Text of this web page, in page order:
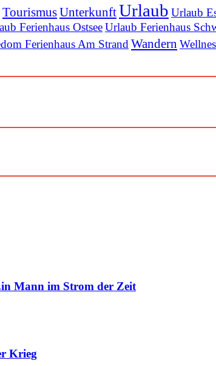
TourismusUnterkunftUrlaub Urlaub
Ferienhaus OstseeUrlaub Ferienhaus
Ferienhaus Am Strand Wandern
Mann im Strom der Zeit
Krieg